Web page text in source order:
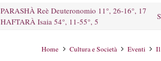
PARASHÀ Reè Deuteronomio 11°, 26-16°, 17
HAFTARÀ Isaia 54°, 11-55°, 5
Home Cultura e Società Eventi Il